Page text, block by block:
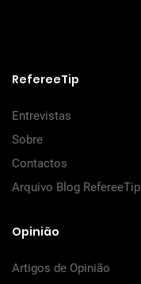
RefereeTip
Entrevistas
Sobre
Contactos
Arquivo Blog RefereeTip
Opinião
Artigos de Opinião